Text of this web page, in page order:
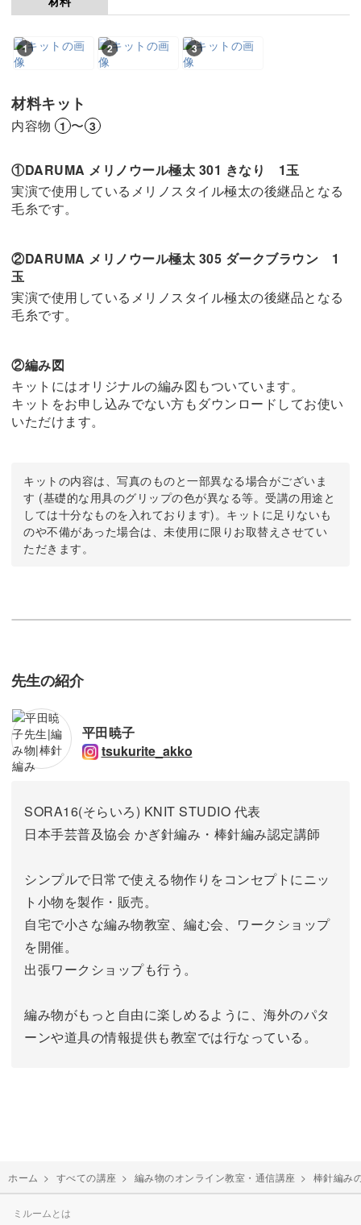
糸端をとじ針に通して段差を目立たなくす
る
29:48
編地を裏に返し糸の始末をする
完成
1 2 3
材料キット
内容物 1 〜 3
①DARUMA メリノウール極太 301 きなり 1玉
実演で使用しているメリノスタイル極太の後継品となる
毛糸です。
②DARUMA メリノウール極太 305 ダークブラウン 1
玉
実演で使用しているメリノスタイル極太の後継品となる
毛糸です。
②編み図
キットにはオリジナルの編み図もついています。
キットをお申し込みでない方もダウンロードしてお使い
いただけます。
キットの内容は、写真のものと一部異なる場合がございま
す (基礎的な用具のグリップの色が異なる等。受講の用途と
しては十分なものを入れております)。キットに足りないも
のや不備があった場合は、未使用に限りお取替えさせてい
ただきます。
先生の紹介
平田暁子
tsukurite_akko
SORA16(そらいろ) KNIT STUDIO 代表
日本手芸普及協会 かぎ針編み・棒針編み認定講師
シンプルで日常で使える物作りをコンセプトにニッ
ト小物を製作・販売。
自宅で小さな編み物教室、編む会、ワークショップ
を開催。
出張ワークショップも行う。
編み物がもっと自由に楽しめるように、海外のパタ
ーンや道具の情報提供も教室では行なっている。
ホーム > すべての講座 > 編み物のオンライン教室・通信講座 > 棒針編み
ミルームとは